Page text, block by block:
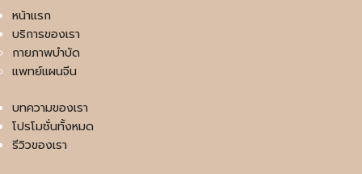
หน้าแรก
บริการของเรา
กายภาพบำบัด
แพทย์แผนจีน
บทความของเรา
โปรโมชั่นทั้งหมด
รีวิวของเรา